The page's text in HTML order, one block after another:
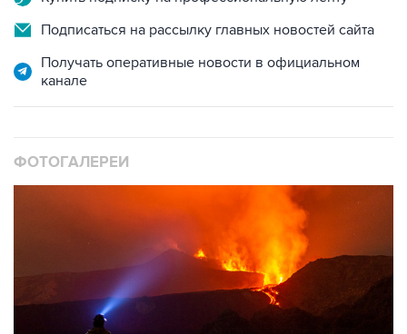
Подписаться на рассылку главных новостей сайта
Получать оперативные новости в официальном
канале
ФОТОГАЛЕРЕИ